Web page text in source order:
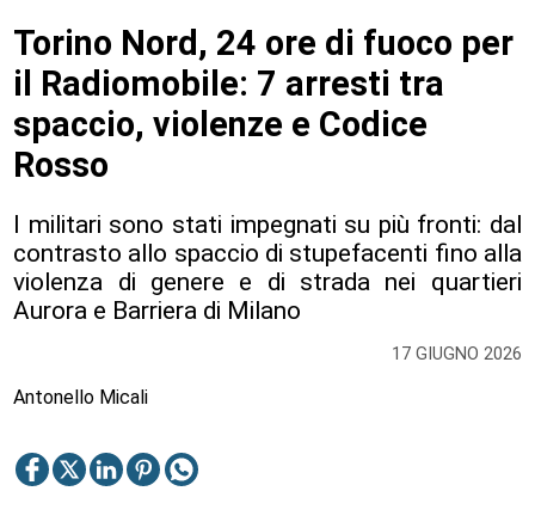
17 GIUGNO 2026
Torino Nord, 24 ore di fuoco per
il Radiomobile: 7 arresti tra
spaccio, violenze e Codice
Rosso
I militari sono stati impegnati su più fronti: dal
contrasto allo spaccio di stupefacenti fino alla
violenza di genere e di strada nei quartieri
Aurora e Barriera di Milano
Antonello Micali